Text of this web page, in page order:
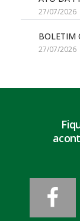
27/07/2026
BOLETIM
27/07/2026